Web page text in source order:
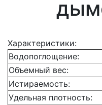
Характеристики:
Водопоглощение:
Объемный вес:
Истираемость:
Удельная плотность: